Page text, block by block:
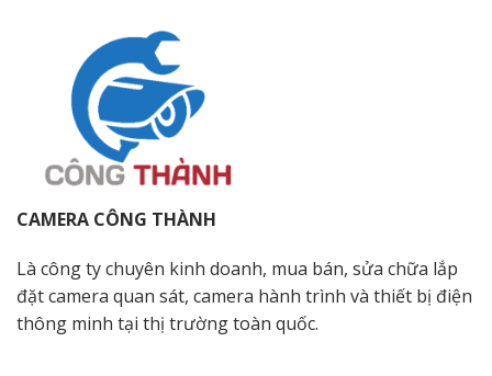
CAMERA CÔNG THÀNH
Là công ty chuyên kinh doanh, mua bán, sửa chữa lắp
đặt camera quan sát, camera hành trình và thiết bị điện
thông minh tại thị trường toàn quốc.